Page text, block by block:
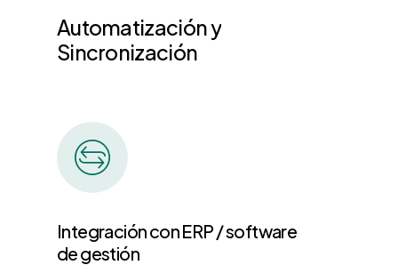
Automatizacióny
Sincronización
Integración con ERP / software
de gestión